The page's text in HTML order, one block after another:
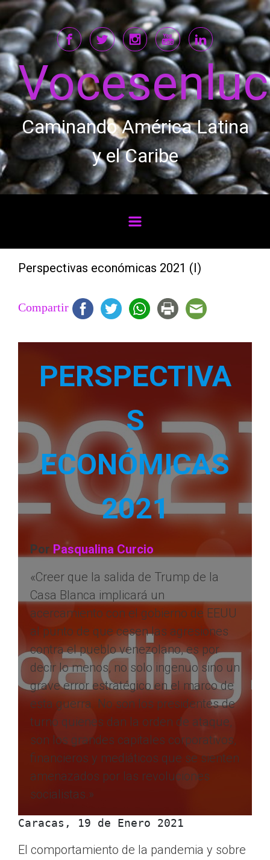
Saltar al contenido principal
Caminando América Latina
y el Caribe
Perspectivas económicas 2021 (I)
Compartir
PERSPECTIVA
S
ECONÓMICAS
2021
Por Pasqualina Curcio
«Creer que la salida de Trump de la
Casa Blanca implicará un
acercamiento con el gobierno de EEUU
al punto de que cesen las agresiones
contra el pueblo venezolano, es por
decir lo menos, no solo ingenuo sino un
grave error estratégico en el marco de
esta guerra. No son los presidentes de
turno quienes dan la orden de ataque,
son los grandes capitales corporativos,
financieros y mediáticos que se sienten
amenazados por las revoluciones
socialistas.»
Caracas, 19 de Enero 2021
El comportamiento de la pandemia y sobre